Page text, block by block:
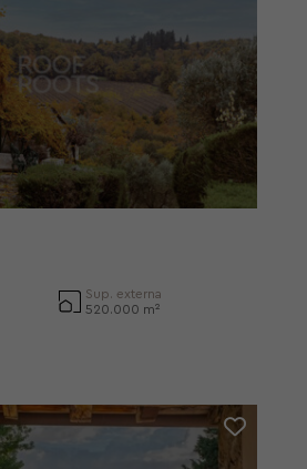
Sup. externa
520.000 m²